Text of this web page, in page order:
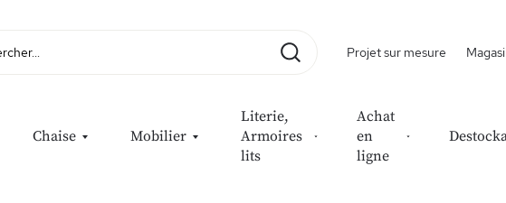
Projet sur mesure
Chaise Mobilier
Literie,
Armoires
lits
Achat
en
ligne